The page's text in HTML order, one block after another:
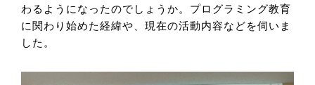
わるようになったのでしょうか。プログラミング教育
に関わり始めた経緯や、現在の活動内容などを伺いま
した。